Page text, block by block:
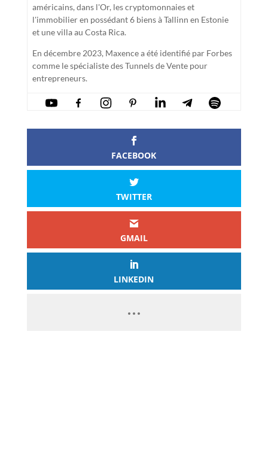
américains, dans l'Or, les cryptomonnaies et
l'immobilier en possédant 6 biens à Tallinn en Estonie
et une villa au Costa Rica.
En décembre 2023, Maxence a été identifié par Forbes
comme le spécialiste des Tunnels de Vente pour
entrepreneurs.
FACEBOOK
TWITTER
GMAIL
LINKEDIN